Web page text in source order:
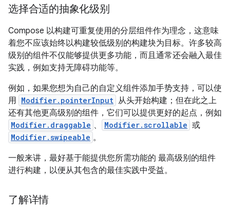
选择合适的抽象化级别
Compose 以构建可重复使用的分层组件作为理念，这意味
着您不应该始终以构建较低级别的构建块为目标。许多较高
级别的组件不仅能够提供更多功能，而且通常还会融入最佳
实践，例如支持无障碍功能等。
例如，如果您想为自己的自定义组件添加手势支持，可以使
用 Modifier.pointerInput 从头开始构建；但在此之上
还有其他更高级别的组件，它们可以提供更好的起点，例如
Modifier.draggable 、 Modifier.scrollable 或
Modifier.swipeable 。
一般来讲，最好基于能提供您所需功能的 最高级别的组件
进行构建，以便从其包含的最佳实践中受益。
了解详情